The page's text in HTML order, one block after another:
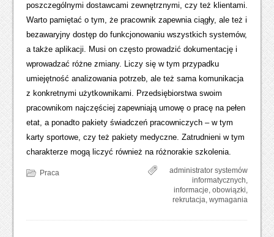
poszczególnymi dostawcami zewnętrznymi, czy też klientami.
Warto pamiętać o tym, że pracownik zapewnia ciągły, ale też i
bezawaryjny dostęp do funkcjonowaniu wszystkich systemów,
a także aplikacji. Musi on często prowadzić dokumentację i
wprowadzać różne zmiany. Liczy się w tym przypadku
umiejętność analizowania potrzeb, ale też sama komunikacja
z konkretnymi użytkownikami. Przedsiębiorstwa swoim
pracownikom najczęściej zapewniają umowę o pracę na pełen
etat, a ponadto pakiety świadczeń pracowniczych – w tym
karty sportowe, czy też pakiety medyczne. Zatrudnieni w tym
charakterze mogą liczyć również na różnorakie szkolenia.
Praca
administrator systemów
informatycznych,
informacje,obowiązki,
rekrutacja,wymagania